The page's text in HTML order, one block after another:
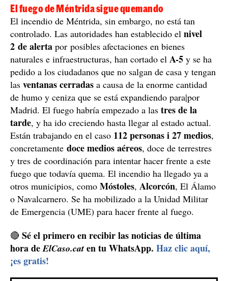
El fuego de Méntrida sigue quemando
El incendio de Méntrida, sin embargo, no está tan
controlado. Las autoridades han establecido el nivel
2 de alerta por posibles afectaciones en bienes
naturales e infraestructuras, han cortado el A-5 y se ha
pedido a los ciudadanos que no salgan de casa y tengan
las ventanas cerradas a causa de la enorme cantidad
de humo y ceniza que se está expandiendo para|por
Madrid. El fuego habría empezado a las tres de la
tarde, y ha ido creciendo hasta llegar al estado actual.
Están trabajando en el caso 112 personas i 27 medios,
concretamente doce medios aéreos, doce de terrestres
y tres de coordinación para intentar hacer frente a este
fuego que todavía quema. El incendio ha llegado ya a
otros municipios, como Móstoles, Alcorcón, El Álamo
o Navalcarnero. Se ha mobilizado a la Unidad Militar
de Emergencia (UME) para hacer frente al fuego.
🔴 Sé el primero en recibir las noticias de última
hora deElCaso.cat en tu WhatsApp. Haz clic aquí,
¡es gratis!